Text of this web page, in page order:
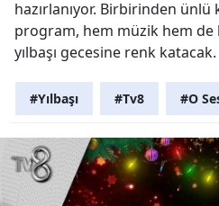
hazırlanıyor. Birbirinden ünlü
program, hem müzik hem de
yılbaşı gecesine renk katacak.
#Yılbaşı #Tv8 #O